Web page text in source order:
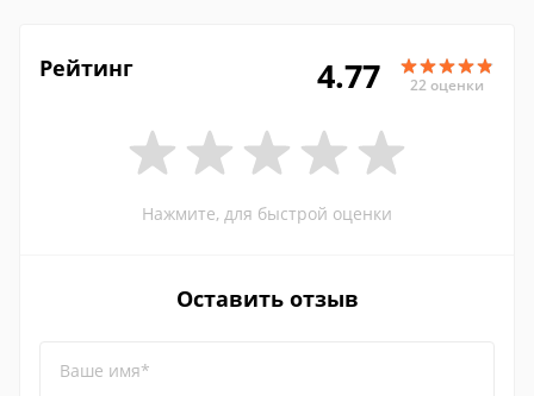
Рейтинг 4.77 22 оценки
Нажмите, для быстрой оценки
Оставить отзыв
Ваше имя*